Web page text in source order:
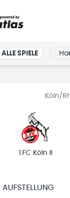
ALLE SPIELE
Köln/
1.FC Köln II
AUFSTELLUNG